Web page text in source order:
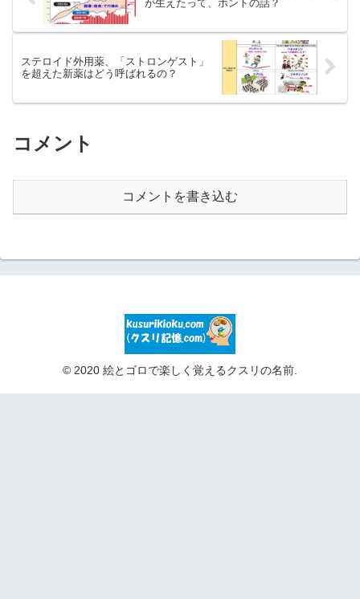
が生えたって、ホントの話？
ステロイド外用薬、「ストロンゲスト」
を超えた新薬はどう呼ばれるの？
コメント
コメントを書き込む
© 2020 絵とゴロで楽しく覚えるクスリの名前.